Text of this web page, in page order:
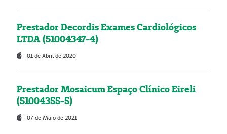
Prestador Decordis Exames Cardiológicos
LTDA (51004347-4)
01 de Abril de 2020
Prestador Mosaicum Espaço Clínico Eireli
(51004355-5)
07 de Maio de 2021